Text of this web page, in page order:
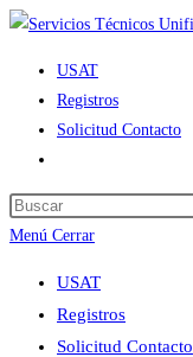
Ir
contenido
USAT
Registros
Solicitud Contacto
de
la
web
Menú Cerrar
USAT
Registros
Solicitud Contacto